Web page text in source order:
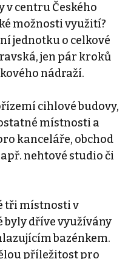
centru Českého
možnosti využití?
jednotku o celkové
jen pár kroků
nádraží.
cihlové budovy,
místnosti a
kanceláře, obchod
nehtové studio či
tři místnosti v
dříve využívány
bazénkem.
příležitost pro